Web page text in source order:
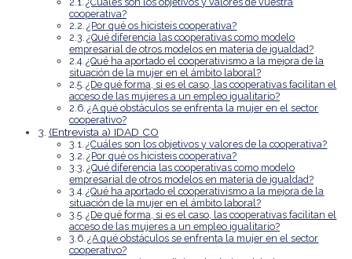
cooperativa?
¿Por qué os hicisteis cooperativa?
¿Qué diferencia las cooperativas como modelo
empresarial de otros modelos en materia de igualdad?
¿Qué ha aportado el cooperativismo a la mejora de la
situación de la mujer en el ámbito laboral?
¿De qué forma, si es el caso, las cooperativas facilitan el
acceso de las mujeres a un empleo igualitario?
¿A qué obstáculos se enfrenta la mujer en el sector
cooperativo?
(Entrevista a) IDAD CO
¿Cuáles son los objetivos y valores de la cooperativa?
¿Por qué os hicisteis cooperativa?
¿Qué diferencia las cooperativas como modelo
empresarial de otros modelos en materia de igualdad?
¿Qué ha aportado el cooperativismo a la mejora de la
situación de la mujer en el ámbito laboral?
¿De qué forma, si es el caso, las cooperativas facilitan el
acceso de las mujeres a un empleo igualitario?
¿A qué obstáculos se enfrenta la mujer en el sector
cooperativo?